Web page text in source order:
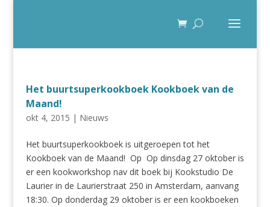
Het buurtsuperkookboek Kookboek van de
Maand!
okt 4, 2015 | Nieuws
Het buurtsuperkookboek is uitgeroepen tot het
Kookboek van de Maand! Op Op dinsdag 27 oktober is
er een kookworkshop nav dit boek bij Kookstudio De
Laurier in de Laurierstraat 250 in Amsterdam, aanvang
18:30. Op donderdag 29 oktober is er een kookboeken